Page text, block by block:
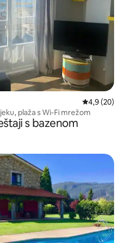
Prosječna
4,9 (20)
plaža s Wi-Fi mrežom
s bazenom